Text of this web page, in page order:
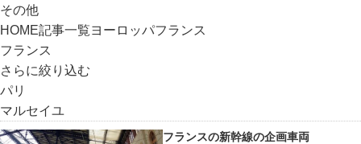
その他
HOME記事一覧ヨーロッパフランス
フランス
さらに絞り込む
パリ
マルセイユ
フランスの新幹線の企画車両